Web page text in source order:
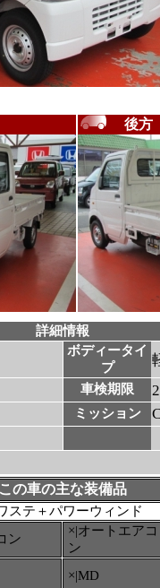
後方
詳細情報
ボディータイ
プ
車検期限
ミッション
この車の主な装備品
ステ＋パワーウィンド
ン
×|オートエアコ
ン
×|MD